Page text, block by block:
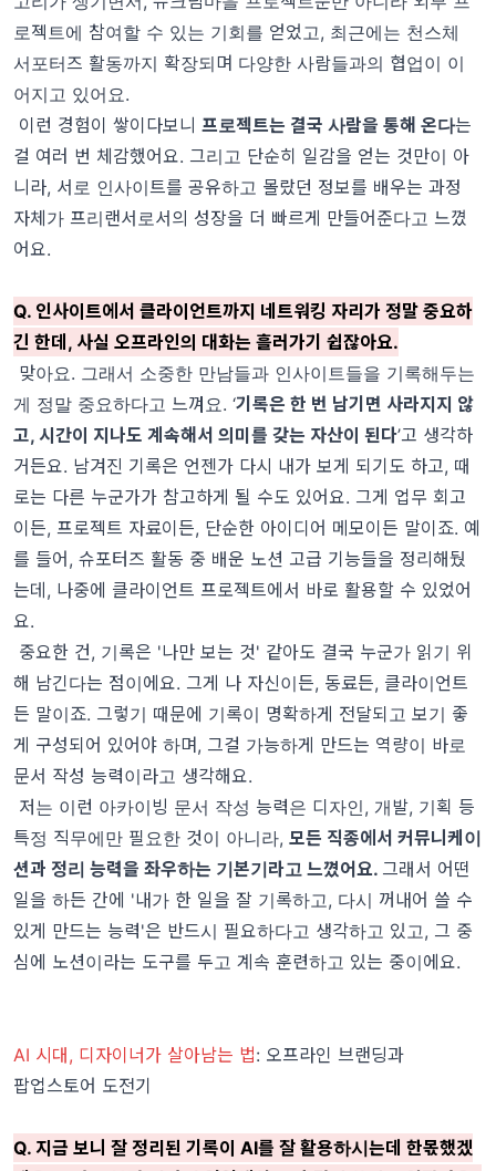
로젝트에 참여할 수 있는 기회를 얻었고, 최근에는 천스체
서포터즈 활동까지 확장되며 다양한 사람들과의 협업이 이
어지고 있어요.
이런 경험이 쌓이다보니 프로젝트는 결국 사람을 통해 온다는
걸 여러 번 체감했어요. 그리고 단순히 일감을 얻는 것만이 아
니라, 서로 인사이트를 공유하고 몰랐던 정보를 배우는 과정
자체가 프리랜서로서의 성장을 더 빠르게 만들어준다고 느꼈
어요.
Q. 인사이트에서 클라이언트까지 네트워킹 자리가 정말 중요하
긴 한데, 사실 오프라인의 대화는 흘러가기 쉽잖아요.
맞아요. 그래서 소중한 만남들과 인사이트들을 기록해두는
게 정말 중요하다고 느껴요. ‘기록은 한 번 남기면 사라지지 않
고, 시간이 지나도 계속해서 의미를 갖는 자산이 된다’고 생각하
거든요. 남겨진 기록은 언젠가 다시 내가 보게 되기도 하고, 때
로는 다른 누군가가 참고하게 될 수도 있어요. 그게 업무 회고
이든, 프로젝트 자료이든, 단순한 아이디어 메모이든 말이죠. 예
를 들어, 슈포터즈 활동 중 배운 노션 고급 기능들을 정리해뒀
는데, 나중에 클라이언트 프로젝트에서 바로 활용할 수 있었어
요.
중요한 건, 기록은 '나만 보는 것' 같아도 결국 누군가 읽기 위
해 남긴다는 점이에요. 그게 나 자신이든, 동료든, 클라이언트
든 말이죠. 그렇기 때문에 기록이 명확하게 전달되고 보기 좋
게 구성되어 있어야 하며, 그걸 가능하게 만드는 역량이 바로
문서 작성 능력이라고 생각해요.
저는 이런 아카이빙 문서 작성 능력은 디자인, 개발, 기획 등
특정 직무에만 필요한 것이 아니라, 모든 직종에서 커뮤니케이
션과 정리 능력을 좌우하는 기본기라고 느꼈어요. 그래서 어떤
일을 하든 간에 '내가 한 일을 잘 기록하고, 다시 꺼내어 쓸 수
있게 만드는 능력'은 반드시 필요하다고 생각하고 있고, 그 중
심에 노션이라는 도구를 두고 계속 훈련하고 있는 중이에요.
AI 시대, 디자이너가 살아남는 법: 오프라인 브랜딩과
팝업스토어 도전기
Q. 지금 보니 잘 정리된 기록이 AI를 잘 활용하시는데 한몫했겠